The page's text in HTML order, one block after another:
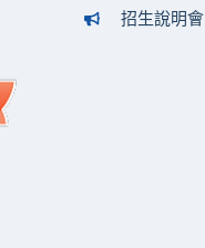
招生說明會